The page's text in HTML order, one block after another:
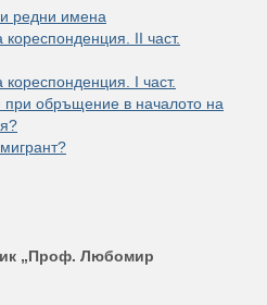
редни имена
II част.
I част.
при обръщение в началото на
„Проф. Любомир